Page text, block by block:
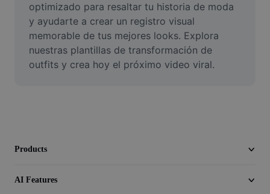
Video Editor
Trim Video
Add Subtitles To Video
optimizado para resaltar tu historia de moda
y ayudarte a crear un registro visual
memorable de tus mejores looks. Explora
nuestras plantillas de transformación de
outfits y crea hoy el próximo video viral.
Products
AI Features